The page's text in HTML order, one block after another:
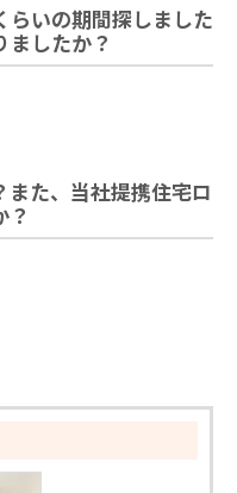
らいの期間探しました
ましたか？
た、当社提携住宅ロ